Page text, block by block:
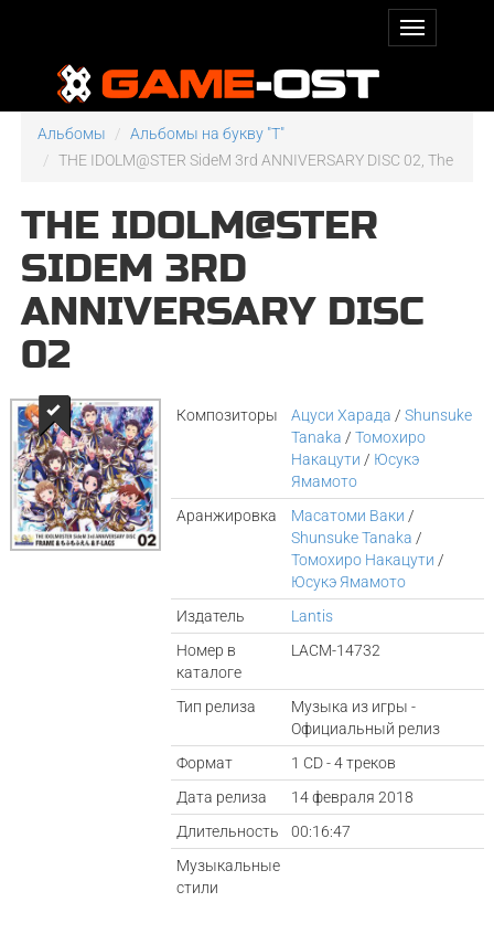
Альбомы
Альбомы на букву "T"
THE IDOLM@STER SideM 3rd ANNIVERSARY DISC 02, The
THE IDOLM@STER
SIDEM 3RD
ANNIVERSARY DISC
02
Композиторы Ацуси Харада /Shunsuke
Tanaka /Томохиро
Накацути / Юсукэ
Ямамото
Аранжировка
Масатоми Ваки /
Shunsuke Tanaka /
Томохиро Накацути /
Юсукэ Ямамото
Издатель
Lantis
Номер в
каталоге
LACM-14732
Тип релиза
Музыка из игры -
Официальный релиз
Формат
1 CD - 4 треков
Дата релиза
14 февраля 2018
Длительность
00:16:47
Музыкальные
стили